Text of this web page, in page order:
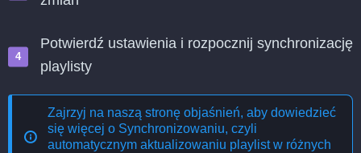
Potwierdź ustawienia i rozpocznij synchronizację
playlisty
Zajrzyj na naszą stronę objaśnień, aby dowiedzieć
się więcej o Synchronizowaniu, czyli
automatycznym aktualizowaniu playlist w różnych